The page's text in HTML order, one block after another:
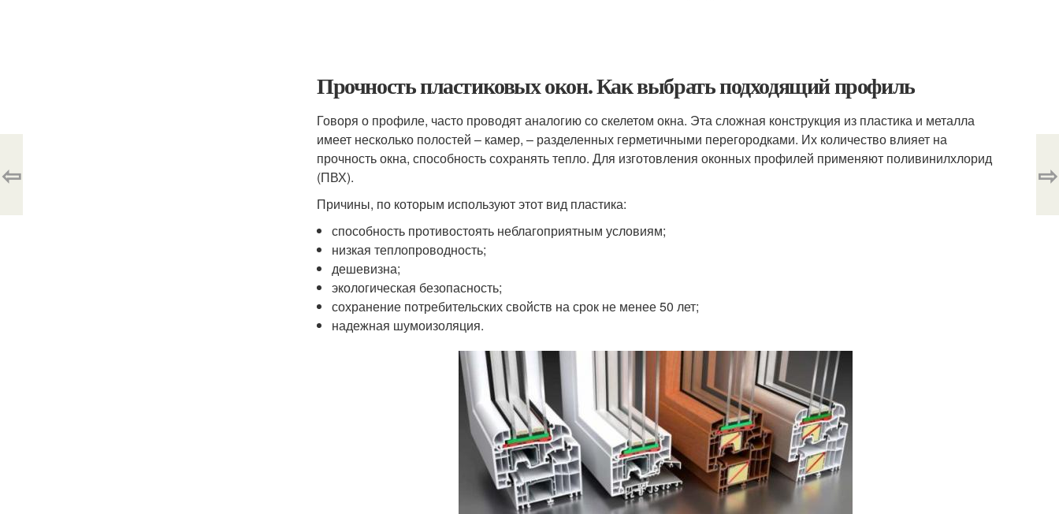
Прочность пластиковых окон. Как выбрать подходящий профиль
Говоря о профиле, часто проводят аналогию со скелетом окна. Эта сложная конструкция из пластика и металла
имеет несколько полостей – камер, – разделенных герметичными перегородками. Их количество влияет на
прочность окна, способность сохранять тепло. Для изготовления оконных профилей применяют поливинилхлорид
(ПВХ).
Причины, по которым используют этот вид пластика:
способность противостоять неблагоприятным условиям;
низкая теплопроводность;
дешевизна;
экологическая безопасность;
сохранение потребительских свойств на срок не менее 50 лет;
надежная шумоизоляция.
⇦ ⇨